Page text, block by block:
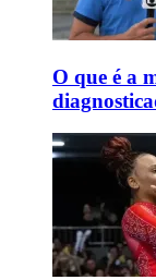
O que é a